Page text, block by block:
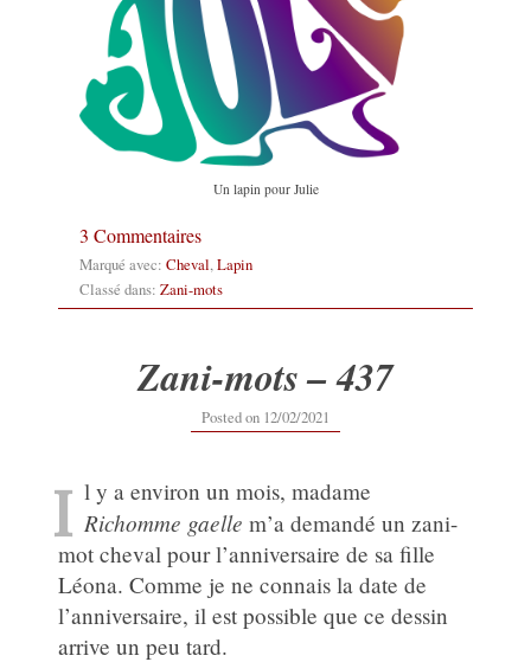
Un lapin pour Julie
3 Commentaires
Marqué avec: Cheval,Lapin
Classé dans: Zani-mots
Zani-mots – 437
Posted on 12/02/2021
I l y a environ un mois, madame
Richomme gaelle m’a demandé un zani-
mot cheval pour l’anniversaire de sa fille
Léona. Comme je ne connais la date de
l’anniversaire, il est possible que ce dessin
arrive un peu tard.